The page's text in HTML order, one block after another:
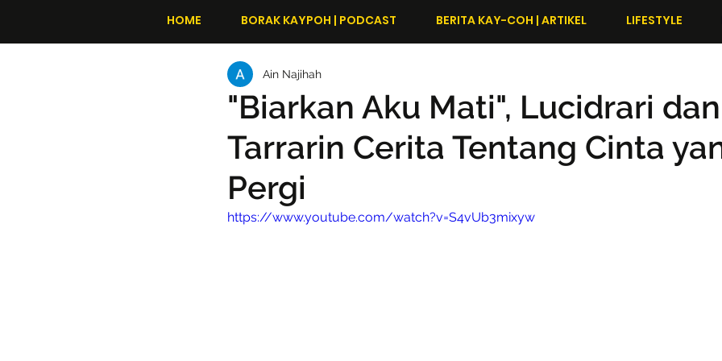
HOME BORAK KAYPOH | PODCAST BERITA KAY-COH | ARTIKEL LIFESTYLE
"Biarkan Aku Mati", Lucidrari dan
Tarrarin Cerita Tentang Cinta
Pergi
Ain Najihah
https://www.youtube.com/watch?v=S4vUb3mixyw